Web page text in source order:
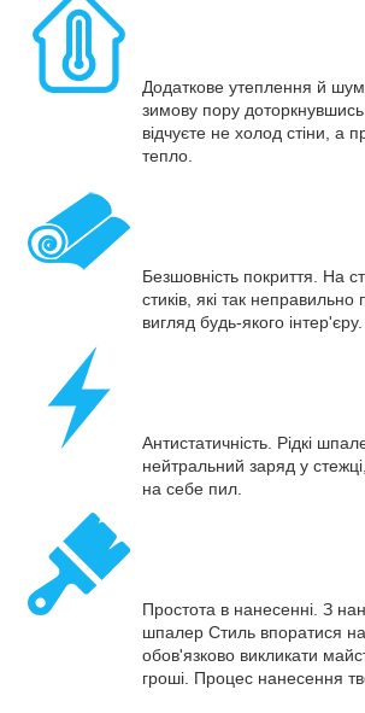
Додаткове утеплення й
зимову пору
відчуєте не холод стіни, а
тепло.
Безшовність покриття. На
стиків, які так неправильно
вигляд будь-якого інтер'єру.
Антистатичність. Рідкі
нейтральний заряд у
на себе пил.
Простота в нанесенні. З
шпалер Стиль впоратися
обов'язково викликати
гроші. Процес нанесення